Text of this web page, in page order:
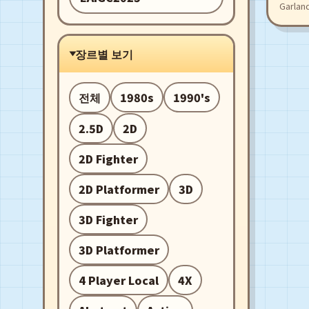
장르별 보기
전체 1980s
1990's
2.5D
2D
2D Fighter
2D Platformer
3D
3D Fighter
3D Platformer
4 Player Local
4X